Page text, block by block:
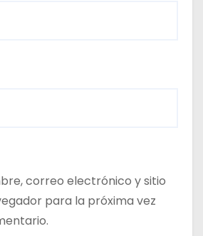
correo electrónico y sitio
para la próxima vez